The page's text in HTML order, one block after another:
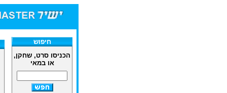
חיפוש
הכניסו סרט, שחקן,
או במאי